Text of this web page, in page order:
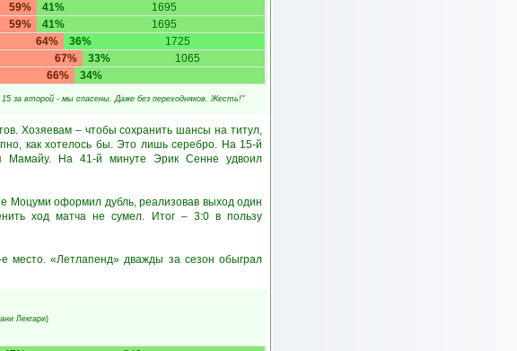
59% 41% 1695
59% 41% 1695
64% 36% 1725
67% 33% 1065
66% 34%
15 за второй - мы спасены. Даже без переходняков. Жесть!"
Хозяевам – чтобы сохранить шансы на титул,
как хотелось бы. Это лишь серебро. На 15-й
Мамайу. На 41-й минуте Эрик Сенне удвоил
Моцуми оформил дубль, реализовав выход один
ход матча не сумел. Итог – 3:0 в пользу
место. «Летлапенд» дважды за сезон обыграл
Лекгари)